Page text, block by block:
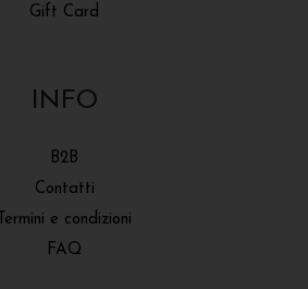
Gift Card
INFO
B2B
Contatti
Termini e condizioni
FAQ